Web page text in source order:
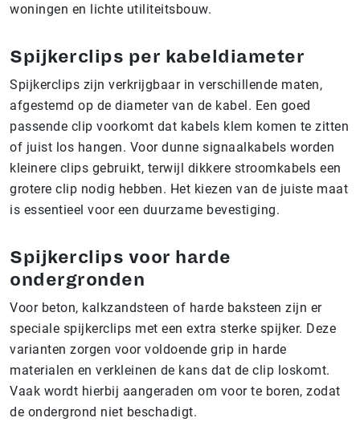
woningen en lichte utiliteitsbouw.
Spijkerclips per kabeldiameter
Spijkerclips zijn verkrijgbaar in verschillende maten,
afgestemd op de diameter van de kabel. Een goed
passende clip voorkomt dat kabels klem komen te zitten
of juist los hangen. Voor dunne signaalkabels worden
kleinere clips gebruikt, terwijl dikkere stroomkabels een
grotere clip nodig hebben. Het kiezen van de juiste maat
is essentieel voor een duurzame bevestiging.
Spijkerclips voor harde
ondergronden
Voor beton, kalkzandsteen of harde baksteen zijn er
speciale spijkerclips met een extra sterke spijker. Deze
varianten zorgen voor voldoende grip in harde
materialen en verkleinen de kans dat de clip loskomt.
Vaak wordt hierbij aangeraden om voor te boren, zodat
de ondergrond niet beschadigt.